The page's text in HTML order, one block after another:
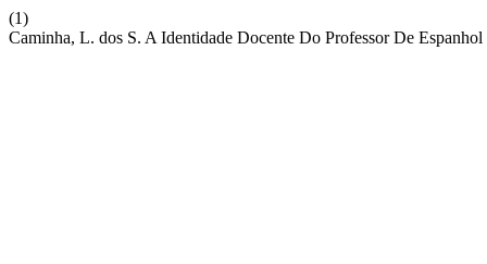
(1)
Caminha, L. dos S. A Identidade Docente Do Professor De